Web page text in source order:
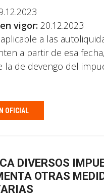
vigor: 20.12.2023
aplicable a las
a partir de esa
la de devengo del
OFICIAL
DIVERSOS
OTRAS